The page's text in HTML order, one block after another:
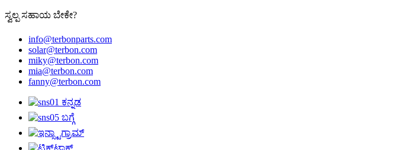
ಸ್ವಲ್ಪ ಸಹಾಯ ಬೇಕೇ?
info@terbonparts.com
solar@terbon.com
miky@terbon.com
mia@terbon.com
fanny@terbon.com